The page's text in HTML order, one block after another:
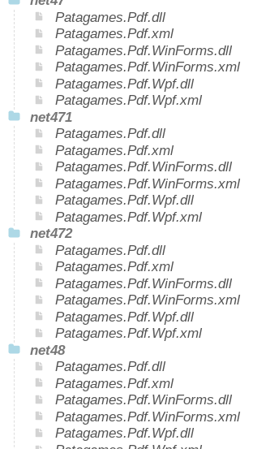
Patagames.Pdf.dll
Patagames.Pdf.xml
Patagames.Pdf.WinForms.dll
Patagames.Pdf.WinForms.xml
Patagames.Pdf.Wpf.dll
Patagames.Pdf.Wpf.xml
net471
Patagames.Pdf.dll
Patagames.Pdf.xml
Patagames.Pdf.WinForms.dll
Patagames.Pdf.WinForms.xml
Patagames.Pdf.Wpf.dll
Patagames.Pdf.Wpf.xml
net472
Patagames.Pdf.dll
Patagames.Pdf.xml
Patagames.Pdf.WinForms.dll
Patagames.Pdf.WinForms.xml
Patagames.Pdf.Wpf.dll
Patagames.Pdf.Wpf.xml
net48
Patagames.Pdf.dll
Patagames.Pdf.xml
Patagames.Pdf.WinForms.dll
Patagames.Pdf.WinForms.xml
Patagames.Pdf.Wpf.dll